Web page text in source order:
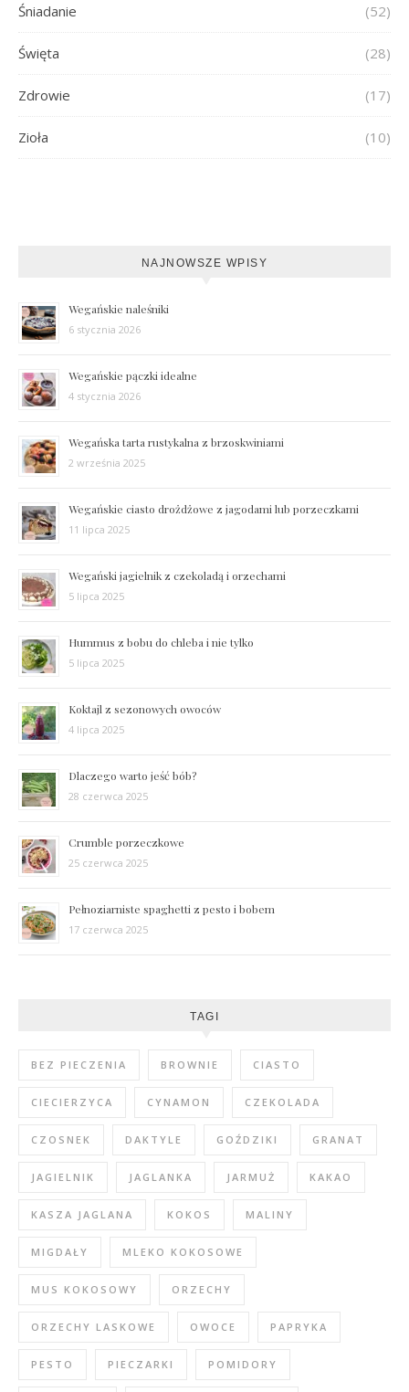
Śniadanie (52)
Święta (28)
Zdrowie (17)
Zioła (10)
NAJNOWSZE WPISY
Wegańskie naleśniki
6 stycznia 2026
Wegańskie pączki idealne
4 stycznia 2026
Wegańska tarta rustykalna z brzoskwiniami
2 września 2025
Wegańskie ciasto drożdżowe z jagodami lub porzeczkami
11 lipca 2025
Wegański jagielnik z czekoladą i orzechami
5 lipca 2025
Hummus z bobu do chleba i nie tylko
5 lipca 2025
Koktajl z sezonowych owoców
4 lipca 2025
Dlaczego warto jeść bób?
28 czerwca 2025
Crumble porzeczkowe
25 czerwca 2025
Pełnoziarniste spaghetti z pesto i bobem
17 czerwca 2025
TAGI
BEZ PIECZENIA BROWNIE CIASTO
CIECIERZYCA CYNAMON CZEKOLADA
CZOSNEK DAKTYLE GOŹDZIKI GRANAT
JAGIELNIK JAGLANKA JARMUŻ KAKAO
KASZA JAGLANA KOKOS MALINY
MIGDAŁY MLEKO KOKOSOWE
MUS KOKOSOWY ORZECHY
ORZECHY LASKOWE OWOCE PAPRYKA
PESTO PIECZARKI POMIDORY